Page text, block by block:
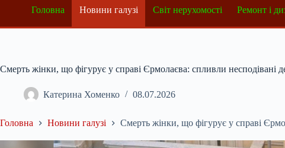
Головна Новини галузі Світ нерухомості Ремонт і
Смерть жінки, що фігурує у справі Єрмолаєва: спливли несподівані
Катерина Хоменко 08.07.2026
Головна Новини галузі Смерть жінки, що фігурує у справі